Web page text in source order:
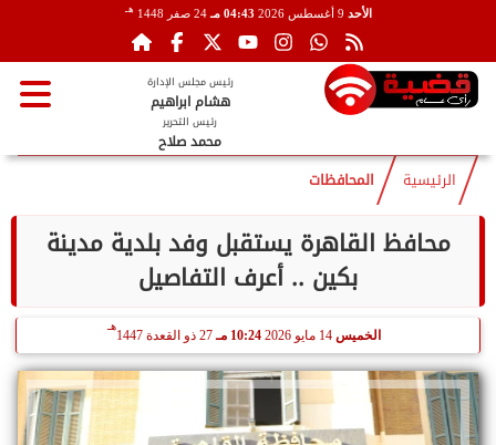
الأحد 04:43 مـ 24 صفر 1448 هـ
رئيس مجلس الإدارة
هشام ابراهيم
رئيس التحرير
محمد صلاح
الرئيسية المحافظات
محافظ القاهرة يستقبل وفد بلدية مدينة
بكين .. أعرف التفاصيل
الخميس 14 مايو 2026 10:24 مـ 27 ذو القعدة 1447
هـ